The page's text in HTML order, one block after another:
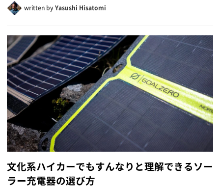
written byYasushi Hisatomi
文化系ハイカーでもすんなりと理解できるソー
ラー充電器の選び方